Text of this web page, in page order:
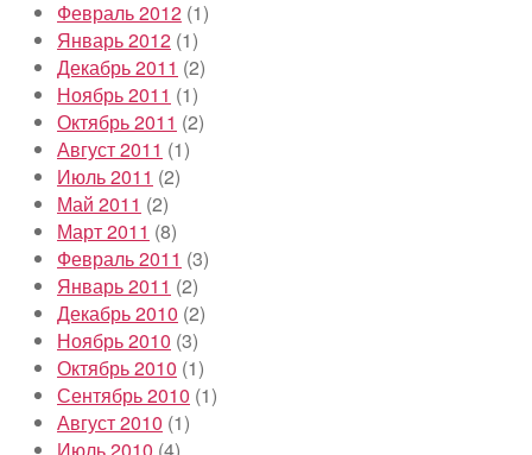
Февраль 2012 (1)
Январь 2012 (1)
Декабрь 2011 (2)
Ноябрь 2011 (1)
Октябрь 2011 (2)
Август 2011 (1)
Июль 2011 (2)
Май 2011 (2)
Март 2011 (8)
Февраль 2011 (3)
Январь 2011 (2)
Декабрь 2010 (2)
Ноябрь 2010 (3)
Октябрь 2010 (1)
Сентябрь 2010 (1)
Август 2010 (1)
Июль 2010 (4)